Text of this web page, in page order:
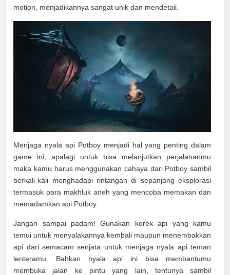
motion, menjadikannya sangat unik dan mendetail.
Menjaga nyala api Potboy menjadi hal yang penting dalam
game ini, apalagi untuk bisa melanjutkan perjalananmu
maka kamu harus menggunakan cahaya dari Potboy sambil
berkali-kali menghadapi rintangan di sepanjang eksplorasi
termasuk para makhluk aneh yang mencoba memakan dan
memadamkan api Potboy.
Jangan sampai padam! Gunakan korek api yang kamu
temui untuk menyalakannya kembali maupun menembakkan
api dari semacam senjata untuk menjaga nyala api teman
lenteramu. Bahkan nyala api ini bisa membantumu
membuka jalan ke pintu yang lain, tentunya sambil